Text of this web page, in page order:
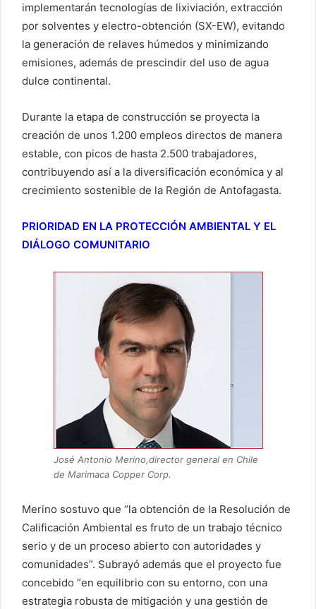
implementarán tecnologías de lixiviación, extracción
por solventes y electro-obtención (SX-EW), evitando
la generación de relaves húmedos y minimizando
emisiones, además de prescindir del uso de agua
dulce continental.
Durante la etapa de construcción se proyecta la
creación de unos 1.200 empleos directos de manera
estable, con picos de hasta 2.500 trabajadores,
contribuyendo así a la diversificación económica y al
crecimiento sostenible de la Región de Antofagasta.
PRIORIDAD EN LA PROTECCIÓN AMBIENTAL Y EL
DIÁLOGO COMUNITARIO
José Antonio Merino,director general en Chile
de Marimaca Copper Corp.
Merino sostuvo que “la obtención de la Resolución de
Calificación Ambiental es fruto de un trabajo técnico
serio y de un proceso abierto con autoridades y
comunidades”. Subrayó además que el proyecto fue
concebido “en equilibrio con su entorno, con una
estrategia robusta de mitigación y una gestión de